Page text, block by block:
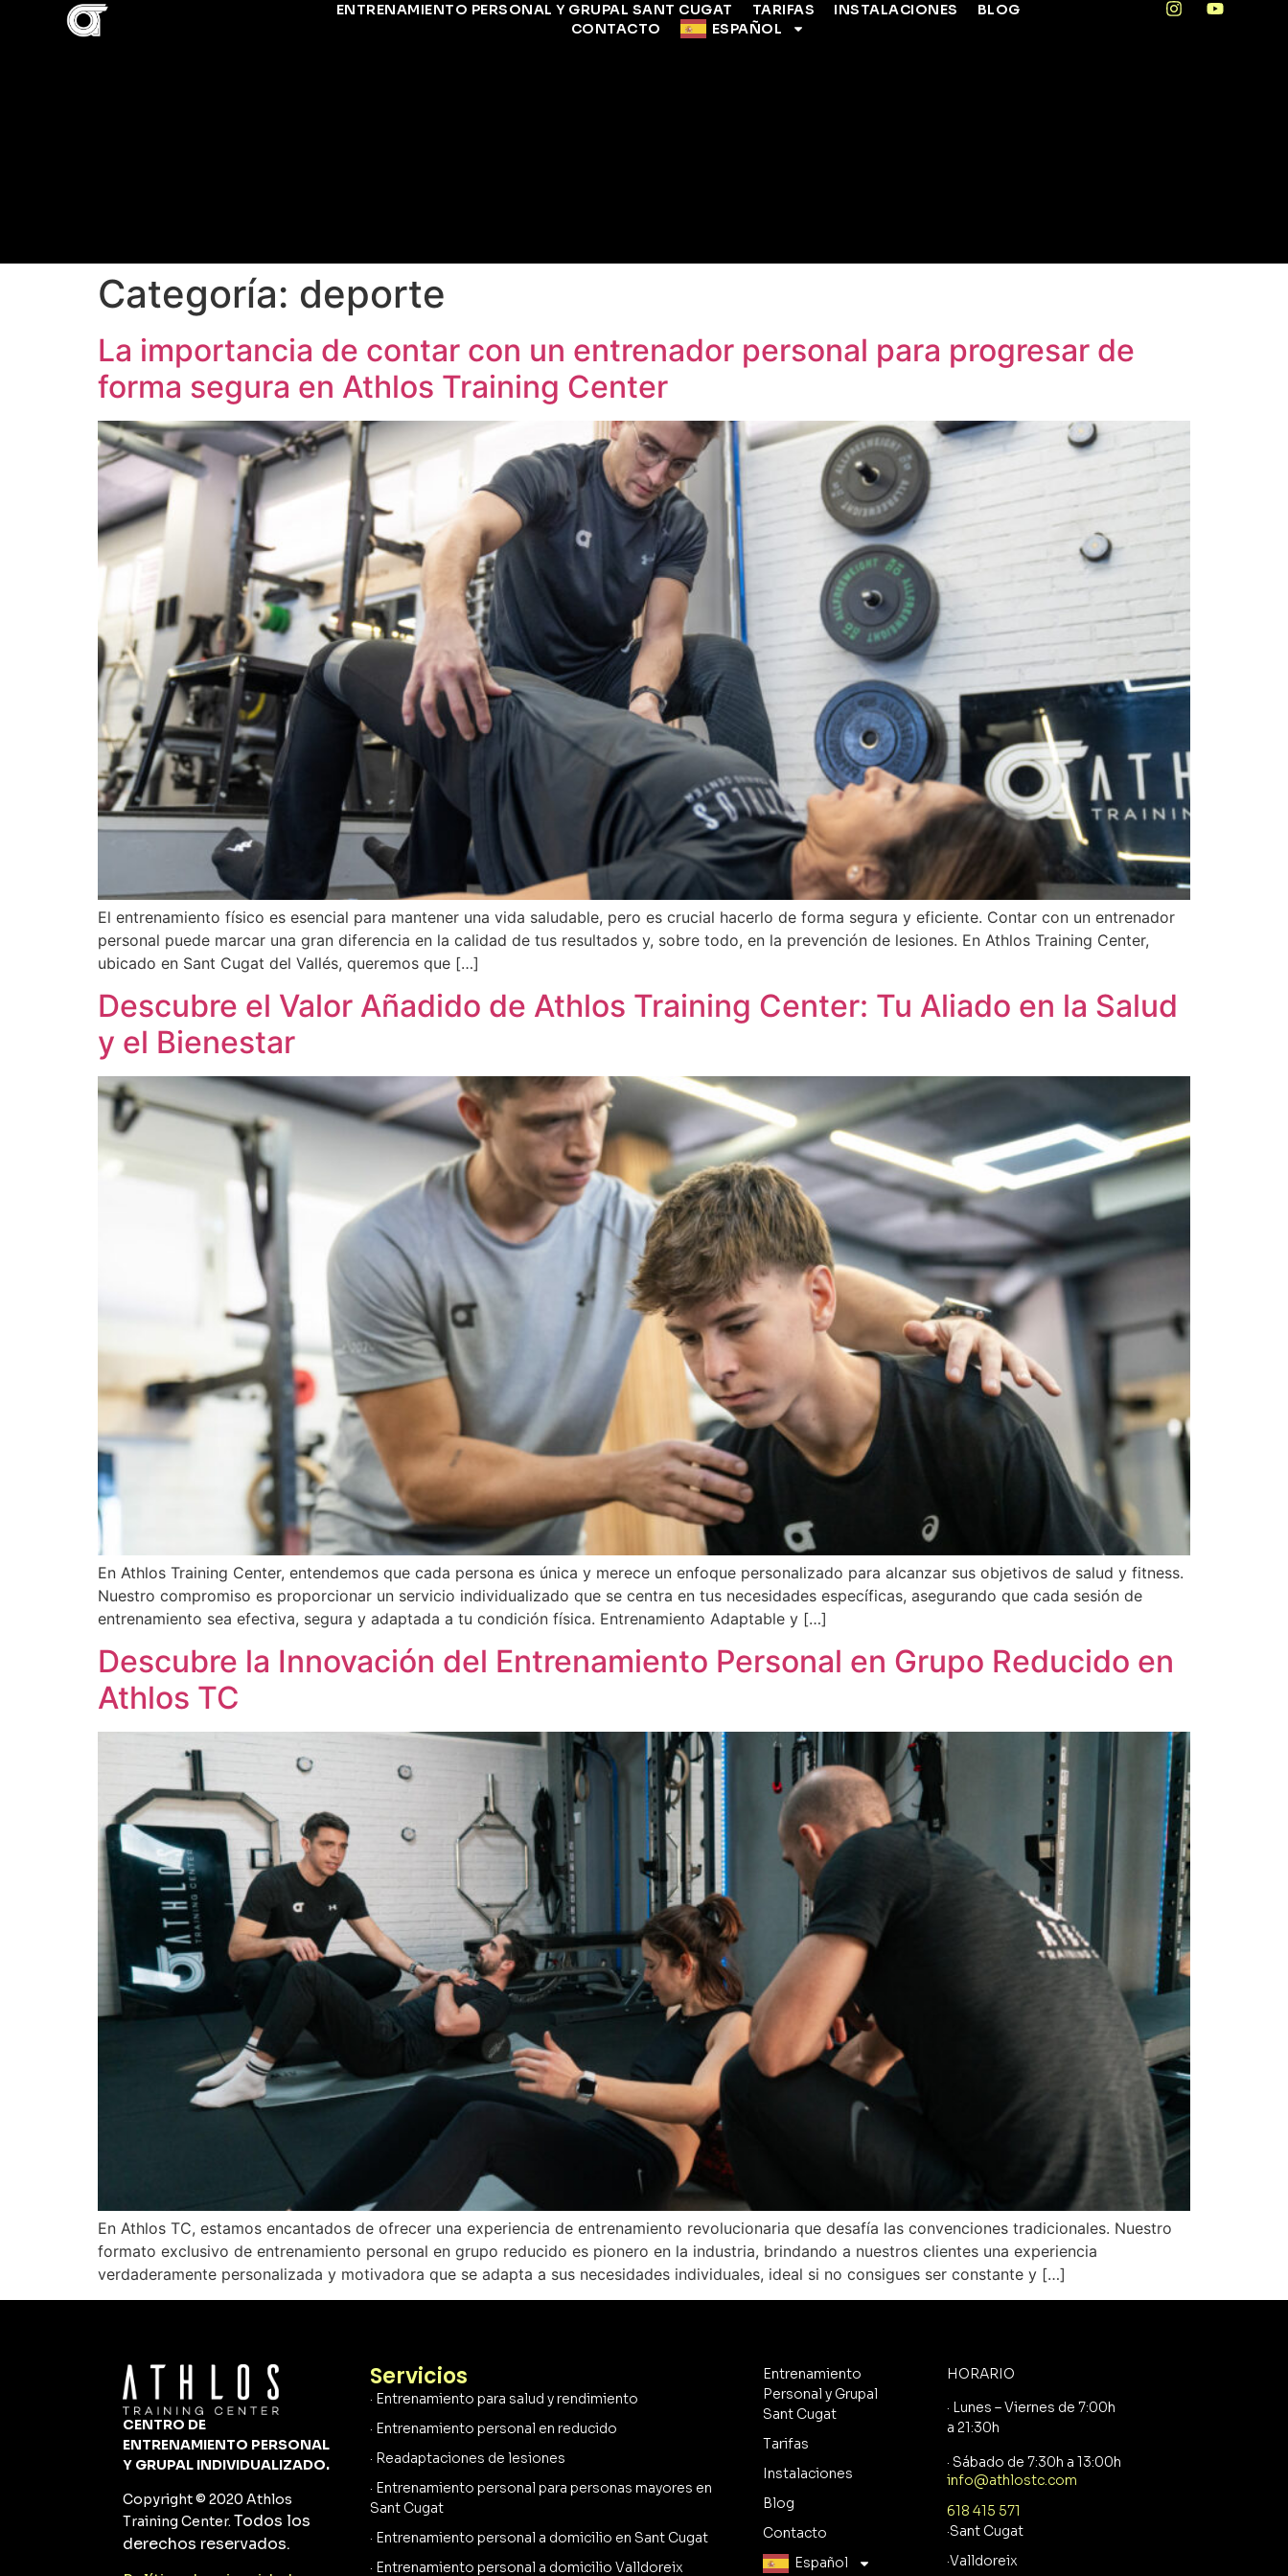
ENTRENAMIENTO PERSONAL Y GRUPAL SANT CUGAT TARIFAS INSTALACIONES
BLOG
CONTACTO
ESPAÑOL
Categoría: deporte
La importancia de contar con un entrenador personal para progresar de
forma segura en Athlos Training Center
El entrenamiento físico es esencial para mantener una vida saludable, pero es crucial hacerlo de forma segura y eficiente. Contar con un entrenador
personal puede marcar una gran diferencia en la calidad de tus resultados y, sobre todo, en la prevención de lesiones. En Athlos Training Center,
ubicado en Sant Cugat del Vallés, queremos que […]
Descubre el Valor Añadido de Athlos Training Center: Tu Aliado en la Salud
y el Bienestar
En Athlos Training Center, entendemos que cada persona es única y merece un enfoque personalizado para alcanzar sus objetivos de salud y fitness.
Nuestro compromiso es proporcionar un servicio individualizado que se centra en tus necesidades específicas, asegurando que cada sesión de
entrenamiento sea efectiva, segura y adaptada a tu condición física. Entrenamiento Adaptable y […]
Descubre la Innovación del Entrenamiento Personal en Grupo Reducido en
Athlos TC
En Athlos TC, estamos encantados de ofrecer una experiencia de entrenamiento revolucionaria que desafía las convenciones tradicionales. Nuestro
formato exclusivo de entrenamiento personal en grupo reducido es pionero en la industria, brindando a nuestros clientes una experiencia
verdaderamente personalizada y motivadora que se adapta a sus necesidades individuales, ideal si no consigues ser constante y […]
CENTRO DE
ENTRENAMIENTO PERSONAL
Y GRUPALINDIVIDUALIZADO.
Copyright © 2020 Athlos
Training Center. Todos los
derechos reservados.
Servicios
· Entrenamiento para salud y rendimiento
· Entrenamiento personal en reducido
· Readaptaciones de lesiones
· Entrenamiento personal para personas mayores en
Sant Cugat
· Entrenamiento personal a domicilio en Sant Cugat
· Entrenamiento personal a domicilio Valldoreix
Entrenamiento
Personal y Grupal
Sant Cugat
Tarifas
Instalaciones
Blog
Contacto
Español
HORARIO
· Lunes – Viernes de 7:00h
a 21:30h
· Sábado de 7:30h a 13:00h
info@athlostc.com
618 415 571
·Sant Cugat
·Valldoreix